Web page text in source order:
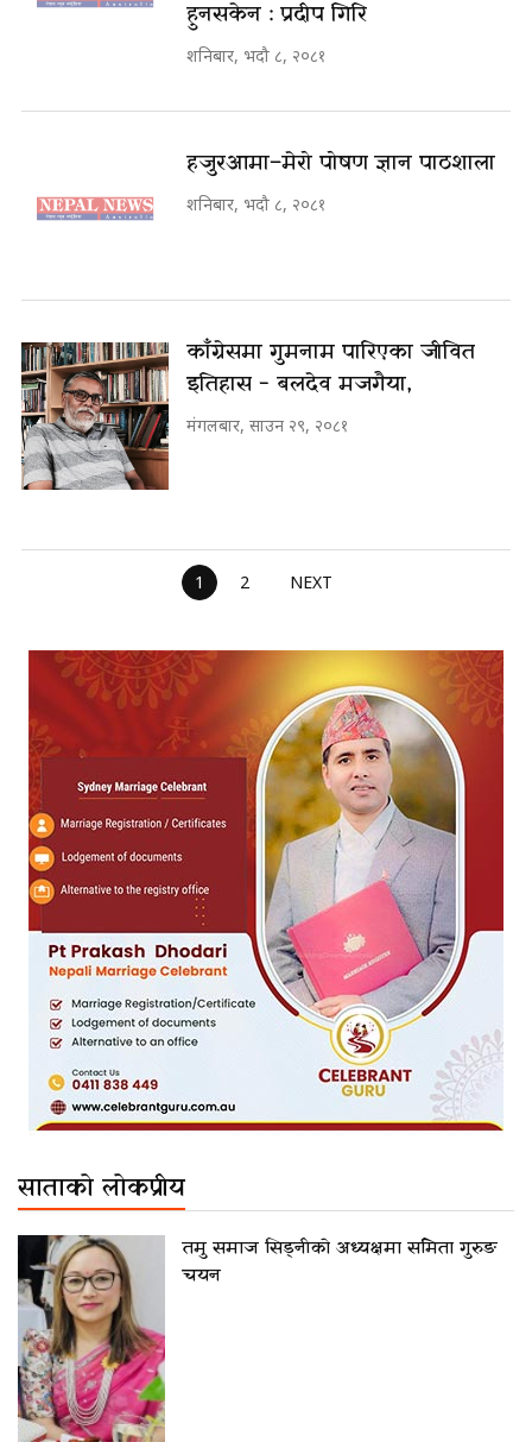
हुनसकेन : प्रदीप गिरि
शनिबार, भदौ ८, २०८१
हजुरआमा–मेरो पोषण ज्ञान पाठशाला
शनिबार, भदौ ८, २०८१
काँग्रेसमा गुमनाम पारिएका जीवित
इतिहास - बलदेव मजगैया,
मंगलबार, साउन २९, २०८१
1 2 NEXT
साताको लोकप्रीय
तमु समाज सिड्नीको अध्यक्षमा समिता गुरुङ
चयन